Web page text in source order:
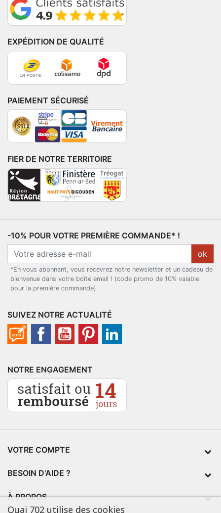
EXPÉDITION DE QUALITÉ
PAIEMENT SÉCURISÉ
FIER DE NOTRE TERRITOIRE
-10% POUR VOTRE PREMIÈRE COMMANDE* !
ok
*En vous abonnant, vous recevrez notre newsletter et un cadeau de
bienvenue dans votre boîte email ! (code promo de 10% valable
pour la première commande)
SUIVEZ NOTRE ACTUALITÉ
NOTRE ENGAGEMENT
VOTRE COMPTE
BESOIN D'AIDE ?
À PROPOS
Quai 702 utilise des cookies